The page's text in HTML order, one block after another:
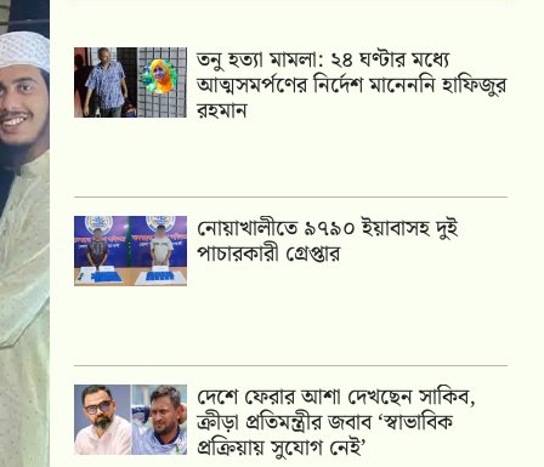
তনু হত্যা মামলা: ২৪ ঘণ্টার মধ্যে
আত্মসমর্পণের নির্দেশ মানেননি হাফিজুর
রহমান
নোয়াখালীতে ৯৭৯০ ইয়াবাসহ দুই
পাচারকারী গ্রেপ্তার
দেশে ফেরার আশা দেখছেন সাকিব,
ক্রীড়া প্রতিমন্ত্রীর জবাব ‘স্বাভাবিক
প্রক্রিয়ায় সুযোগ নেই’